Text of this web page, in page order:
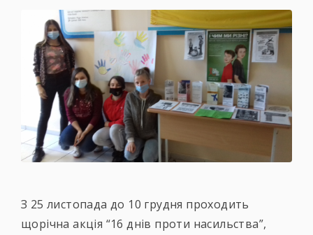
З 25 листопада до 10 грудня проходить
щорічна акція “16 днів проти насильства”,